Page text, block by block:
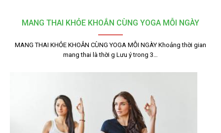
MANG THAI KHỎE KHOẮN CÙNG YOGA MỖI NGÀY
MANG THAI KHỎE KHOẮN CÙNG YOGA MỖI NGÀY Khoảng thời gian
mang thai là thời g Lưu ý trong 3…